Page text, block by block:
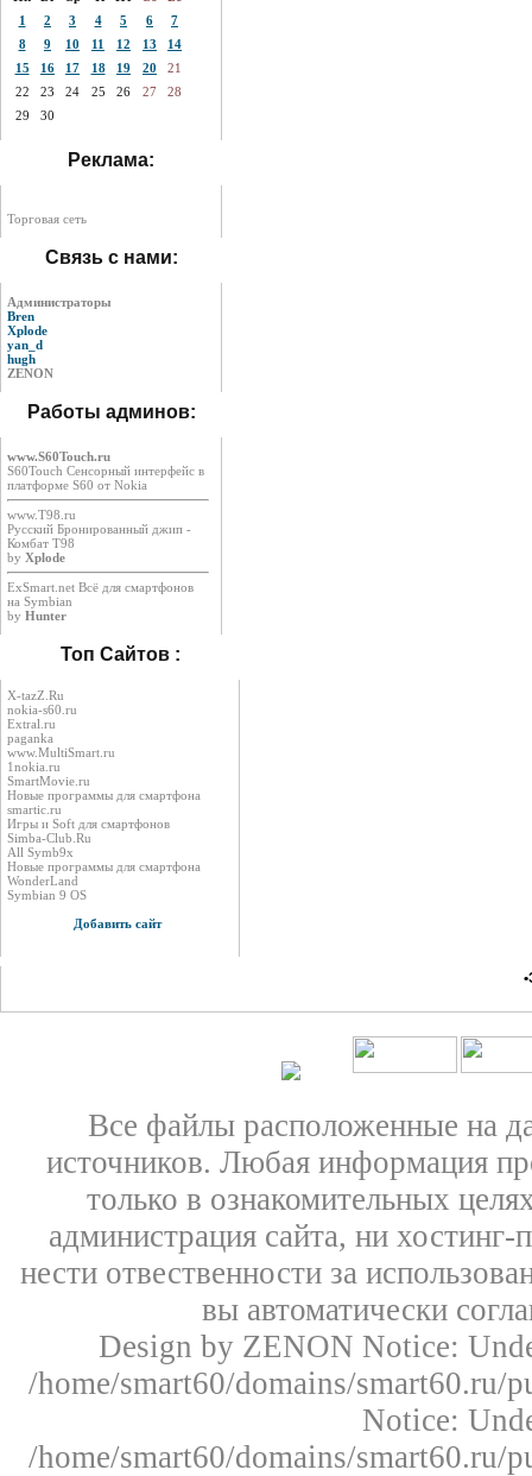
1
2 3 4 5 6
7
8
9 10 11 12 13
14
15
16 17 18 19 20
21
22
23 24 25 26 27
28
29
30
Реклама:
Торговая сеть
Связь с нами:
Администраторы
Bren
Xplode
yan_d
hugh
ZENON
Работы админов:
www.S60Touch.ru
S60Touch Сенсорный интерфейс в
платформе S60 от Nokia
www.T98.ru
Русский Бронированный джип -
Комбат Т98
by Xplode
ExSmart.net Всё для смартфонов
на Symbian
by Hunter
Топ Сайтов :
X-tazZ.Ru
nokia-s60.ru
Extral.ru
paganka
www.MultiSmart.ru
1nokia.ru
SmartMovie.ru
Новые программы для смартфона
smartic.ru
Игры и Soft для смартфонов
Simba-Club.Ru
All Symb9x
Новые программы для смартфона
WonderLand
Symbian 9 OS
Добавить сайт
Все файлы расположенные на
источников. Любая информация
только в ознакомительных
администрация сайта, ни
нести отвественности за
вы автоматически
Design by ZENON Notice:
/home/smart60/domains/
Notice:
/home/smart60/domains/